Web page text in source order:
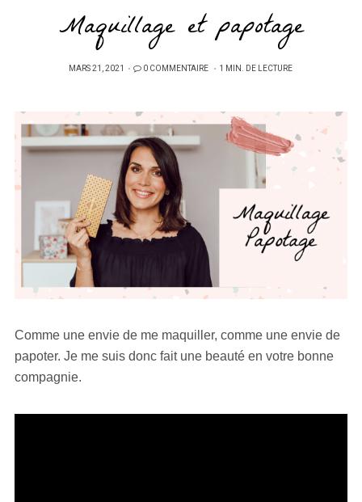
Maquillage et papotage
PUBLIÉ
MARS 21, 2021 0 COMMENTAIRE 1 MIN. DE LECTURE
Comme une envie de me maquiller, comme une envie de
papoter. Je me suis donc fait une beauté en votre bonne
compagnie.